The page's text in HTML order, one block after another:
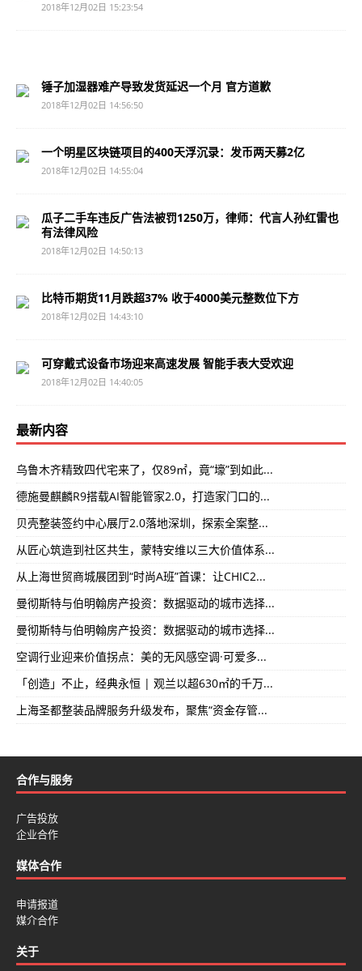
2018年12月02日 15:23:54
锤子加湿器难产导致发货延迟一个月 官方道歉
2018年12月02日 14:56:50
一个明星区块链项目的400天浮沉录：发币两天募2亿
2018年12月02日 14:55:04
瓜子二手车违反广告法被罚1250万，律师：代言人孙红雷也
有法律风险
2018年12月02日 14:50:13
比特币期货11月跌超37% 收于4000美元整数位下方
2018年12月02日 14:43:10
可穿戴式设备市场迎来高速发展 智能手表大受欢迎
2018年12月02日 14:40:05
最新内容
乌鲁木齐精致四代宅来了，仅89㎡，竟“壕”到如此...
德施曼麒麟R9搭载AI智能管家2.0，打造家门口的...
贝壳整装签约中心展厅2.0落地深圳，探索全案整...
从匠心筑造到社区共生，蒙特安维以三大价值体系...
从上海世贸商城展团到“时尚A班”首课：让CHIC2...
曼彻斯特与伯明翰房产投资：数据驱动的城市选择...
曼彻斯特与伯明翰房产投资：数据驱动的城市选择...
空调行业迎来价值拐点：美的无风感空调·可爱多...
「创造」不止，经典永恒 | 观兰以超630㎡的千万...
上海圣都整装品牌服务升级发布，聚焦“资金存管...
合作与服务
广告投放
企业合作
媒体合作
申请报道
媒介合作
关于